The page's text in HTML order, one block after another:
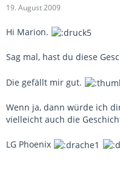
19. August 2009
Hi Marion.
Sag mal, hast du diese
Die gefällt mir gut.
Wenn ja, dann würde ich
vielleicht auch die
LG Phoenix